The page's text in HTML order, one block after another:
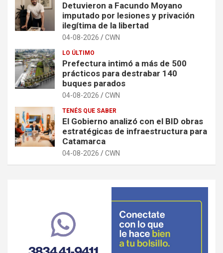
Detuvieron a Facundo Moyano
imputado por lesiones y privación
ilegítima de la libertad
04-08-2026 CWN
LO ÚLTIMO
Prefectura intimó a más de 500
prácticos para destrabar 140
buques parados
04-08-2026 CWN
TENÉS QUE SABER
El Gobierno analizó con el BID obras
estratégicas de infraestructura para
Catamarca
04-08-2026 CWN